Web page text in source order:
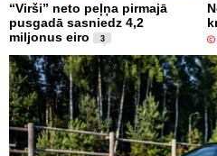
“Virši” neto peļņa pirmajā
pusgadā sasniedz 4,2
miljonus eiro
3